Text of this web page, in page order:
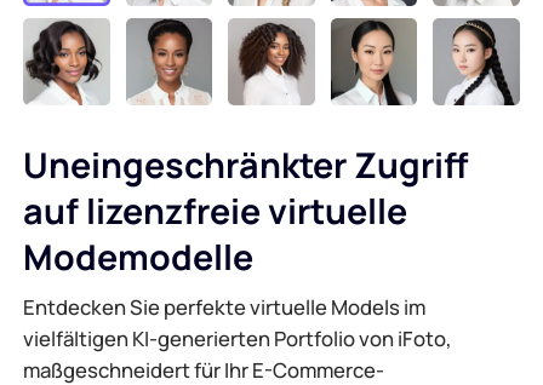
Uneingeschränkter Zugriff
auf lizenzfreie virtuelle
Modemodelle
Entdecken Sie perfekte virtuelle Models im
vielfältigen KI-generierten Portfolio von iFoto,
maßgeschneidert für Ihr E-Commerce-